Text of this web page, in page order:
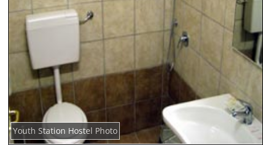
Youth Station Hostel Photo